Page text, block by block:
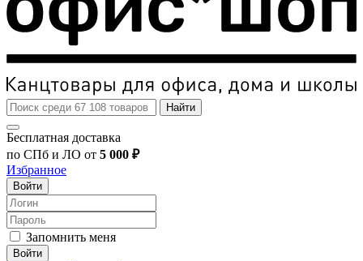
Найти
Бесплатная доставка
по СПб и ЛО от 5 000 ₽
Избранное
Войти
Запомнить меня
Войти